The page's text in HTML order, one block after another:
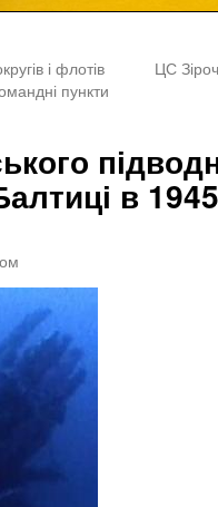
і флотів
пункти
ЦС
в